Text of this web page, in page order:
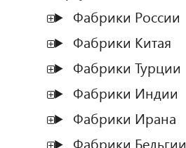
Фабрики России
Фабрики Китая
Фабрики Турции
Фабрики Индии
Фабрики Ирана
Фабрики Бельгии